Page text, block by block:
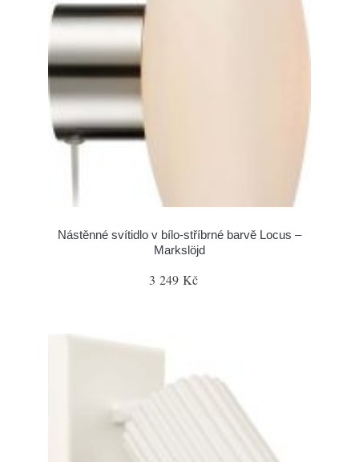
Nástěnné svítidlo v bílo-stříbrné barvě Locus –
Markslöjd
3 249 Kč